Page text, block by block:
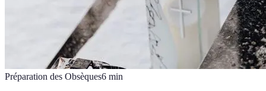
Préparation des Obsèques6 min